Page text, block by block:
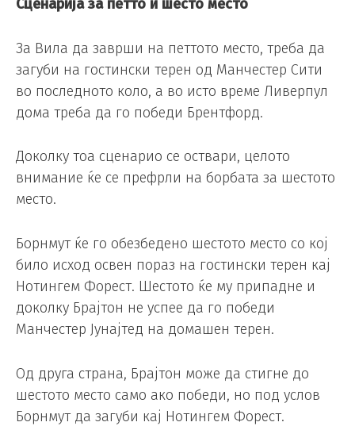
Сценарија за петто и шесто место
За Вила да заврши на петтото место, треба да
загуби на гостински терен од Манчестер Сити
во последното коло, а во исто време Ливерпул
дома треба да го победи Брентфорд.
Доколку тоа сценарио се оствари, целото
внимание ќе се префрли на борбата за шестото
место.
Борнмут ќе го обезбедено шестото место со кој
било исход освен пораз на гостински терен кај
Нотингем Форест. Шестото ќе му припадне и
доколку Брајтон не успее да го победи
Манчестер Јунајтед на домашен терен.
Од друга страна, Брајтон може да стигне до
шестото место само ако победи, но под услов
Борнмут да загуби кај Нотингем Форест.